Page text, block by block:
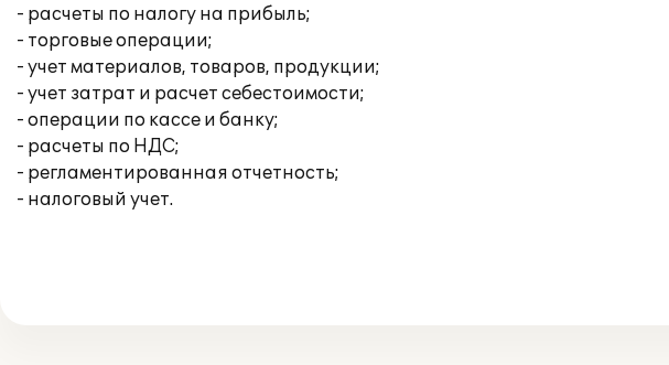
- расчеты по налогу на прибыль;
- торговые операции;
- учет материалов, товаров, продукции;
- учет затрат и расчет себестоимости;
- операции по кассе и банку;
- расчеты по НДС;
- регламентированная отчетность;
- налоговый учет.